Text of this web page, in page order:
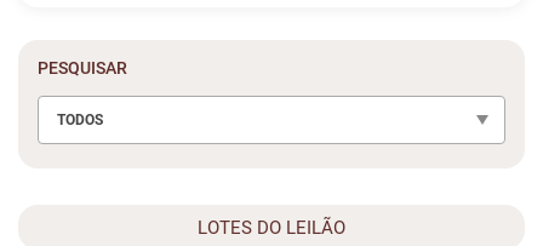
PESQUISAR
TODOS
LOTES DO LEILÃO